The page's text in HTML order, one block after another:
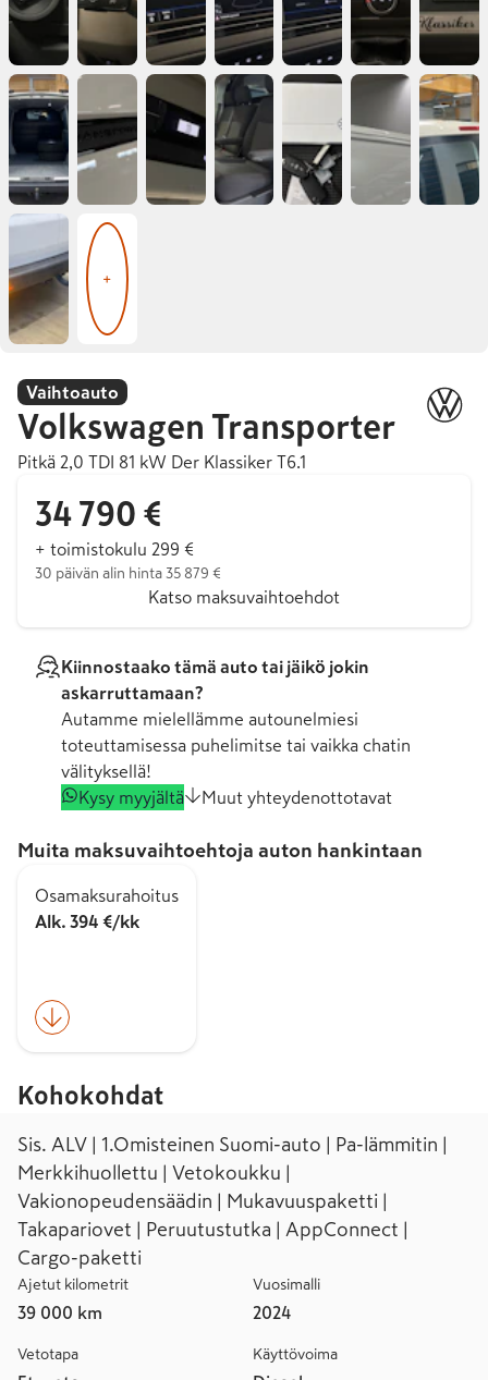
+
Vaihtoauto
Volkswagen Transporter
Pitkä 2,0 TDI 81 kW Der Klassiker T6.1
34 790 €
+ toimistokulu 299 €
30 päivän alin hinta 35 879 €
Katso maksuvaihtoehdot
Kiinnostaako tämä auto tai jäikö jokin
askarruttamaan?
Autamme mielellämme autounelmiesi
toteuttamisessa puhelimitse tai vaikka chatin
välityksellä!
Kysy myyjältä
Muut yhteydenottotavat
Muita maksuvaihtoehtoja auton hankintaan
Osamaksurahoitus
Alk. 394 €/kk
Kohokohdat
Sis. ALV | 1.Omisteinen Suomi-auto | Pa-lämmitin |
Merkkihuollettu | Vetokoukku |
Vakionopeudensäädin | Mukavuuspaketti |
Takapariovet | Peruutustutka | AppConnect |
Cargo-paketti
Ajetut kilometrit
39 000 km
Vuosimalli
2024
Vetotapa Käyttövoima